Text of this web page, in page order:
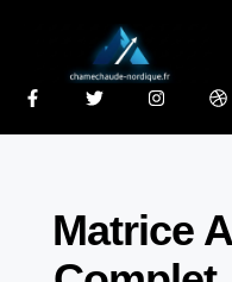
Matrice